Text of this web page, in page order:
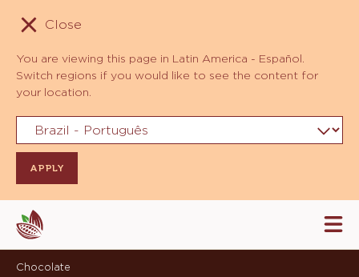
Close
You are viewing this page in Latin America - Español.
Switch regions if you would like to see the content for
your location.
Skip
to
main
Chocolate